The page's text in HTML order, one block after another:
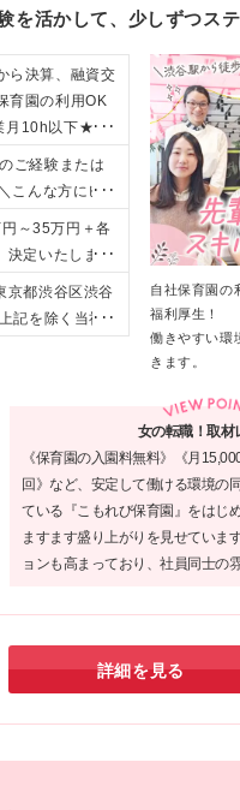
を活かして、少しずつス
ら決算、融資交
育園の利用OK
月10h以下★渋
ご経験または
こんな方にピ
スキルを身に
い環境を探し
して働き続け
～35万円＋各
決定いたします
月（その間の
当（月1万500
給年1回（社
京都渋谷区渋谷
記を除く当社
自社保育園の
福利厚生！
働きやすい環
きます。
女の転職！取材
《保育園の入園料無料》《月
回》など、安定して働ける環境の
ている『こもれび保育園』をはじ
ますます盛り上がりを見せていま
ョンも高まっており、社員同士の
にしながら、あなたらしさを活か
ックです♪
詳細を見る